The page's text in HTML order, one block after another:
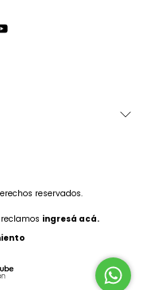
reservados.
ingresá acá.